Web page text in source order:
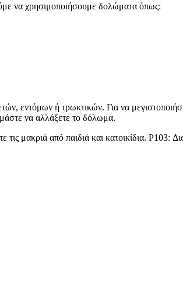
να χρησιμοποιήσουμε δολώματα όπως:
εντόμων ή τρωκτικών. Για να
να αλλάξετε το δόλωμα.
μακριά από παιδιά και κατοικίδια. P103: